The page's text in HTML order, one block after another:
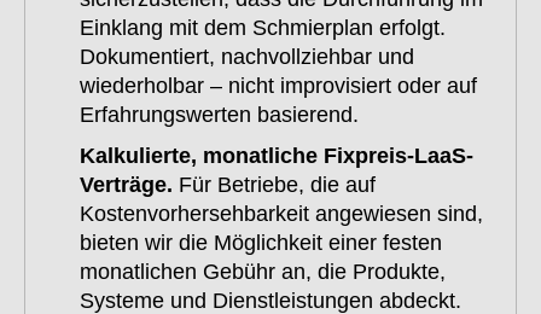
Einklang mit dem Schmierplan erfolgt.
Dokumentiert, nachvollziehbar und
wiederholbar – nicht improvisiert oder auf
Erfahrungswerten basierend.
Kalkulierte, monatliche Fixpreis-LaaS-
Verträge. Für Betriebe, die auf
Kostenvorhersehbarkeit angewiesen sind,
bieten wir die Möglichkeit einer festen
monatlichen Gebühr an, die Produkte,
Systeme und Dienstleistungen abdeckt.